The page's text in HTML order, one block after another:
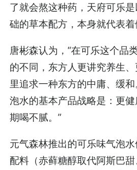
了就会熬这种药，天府可乐
础的草本配方，本身就代表着
唐彬森认为，“在可乐这个品
的不同，东方人更讲究养生
里追求一种东方的中庸、缓
泡水的基本产品战略是：更
期喝不腻。”
元气森林推出的可乐味气泡
配料（赤藓糖醇取代阿斯巴